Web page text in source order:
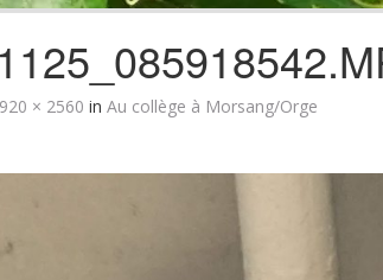
× 2560 in Au collège à Morsang/Orge